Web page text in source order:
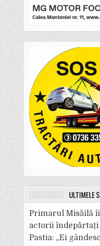
ULTIMELE
Primarul Misăilă
actorii
Pastia: „Ei